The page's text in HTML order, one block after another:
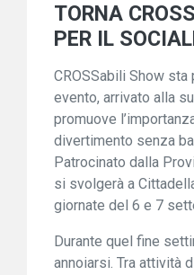
TORNA
PER IL
CROSSabili Show sta
evento, arrivato alla
promuove
divertimento senza
Patrocinato dalla
si svolgerà a
giornate del 6 e 7
Durante quel fine
annoiarsi. Tra attività